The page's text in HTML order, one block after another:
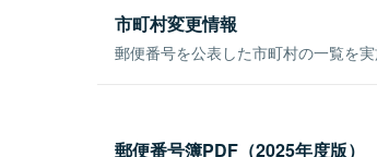
市町村変更情報
郵便番号を公表した市町村の一覧を
郵便番号簿PDF（2025年度版）